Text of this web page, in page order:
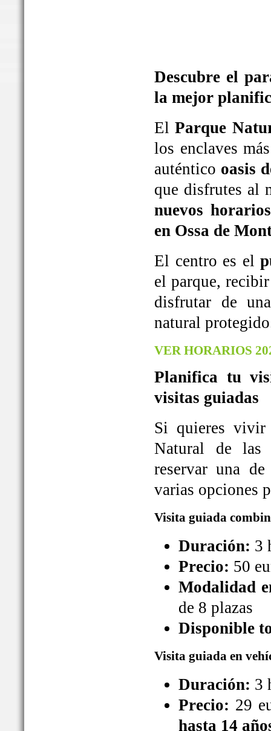
Descubre el
la mejor
ElParque
los enclaves
auténtico oasis
que disfrutes al
nuevos
en Ossa de
El centro es el
el parque,
disfrutar de
natural
VER HORARIOS
Planifica tu
visitas guiadas
Si quieres
Natural de las
reservar una
varias opciones
Visita guiada
Duración: 3
Precio: 50
Modalidad
de 8 plazas
Disponible
Visita guiada en
Duración: 3
Precio: 29
hasta 14